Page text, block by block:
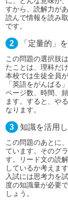
すから、読解力が
読んで情報を読み
です。
2 「定量的」
この問題の選択肢
たことは、理科だ
本校では生徒全員
「英語をがんばる
ページ数、時間、
ます。すると、や
なります。
3 知識を活用
この問題のあとに
ています。そのグ
す。リード文の読
しているか考えます
入試には思考力を
度の知識量が必要
しょう。